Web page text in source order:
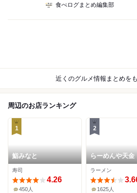
食べログまとめ編集部
近くのグルメ情報まとめを
周辺のお店ランキング
1
鮨みなと
寿司
4.26
450人
2
らーめんや天金
店
ラーメン
1625人